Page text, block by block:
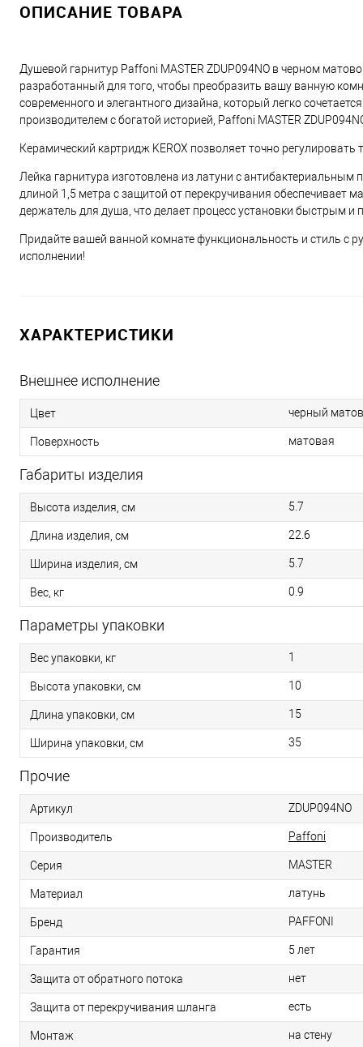
ОПИСАНИЕ ТОВАРА
Душевой гарнитур Paffoni MASTER ZDUP094NO в черном
разработанный для того, чтобы преобразить вашу ванную
современного и элегантного дизайна, который легко
производителем с богатой историей, Paffoni MASTER
Керамический картридж KEROX позволяет точно регулировать
Лейка гарнитура изготовлена из латуни с
длиной 1,5 метра с защитой от перекручивания обеспечивает
держатель для душа, что делает процесс установки быстрым и
Придайте вашей ванной комнате функциональность и стиль с
исполнении!
ХАРАКТЕРИСТИКИ
Внешнее исполнение
Цвет черный
Поверхность матовая
Габариты изделия
Высота изделия, см 5.7
Длина изделия, см 22.6
Ширина изделия, см 5.7
Вес, кг 0.9
Параметры упаковки
Вес упаковки, кг 1
Высота упаковки, см 10
Длина упаковки, см 15
Ширина упаковки, см 35
Прочие
Артикул ZDUP094NO
Производитель Paffoni
Серия MASTER
Материал латунь
Бренд PAFFONI
Гарантия 5 лет
Защита от обратного потока нет
Защита от перекручивания шланга есть
Монтаж на стену